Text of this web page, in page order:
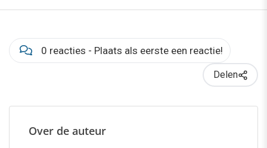
0 reacties - Plaats als eerste een reactie!
Delen
Over de auteur